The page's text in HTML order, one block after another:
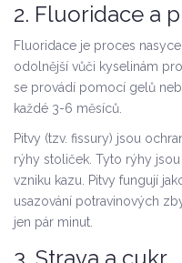
2. Fluoridace a
Fluoridace je proces
odolnější vůči kyselinám
se provádí pomocí gelů
každé 3-6 měsíců.
Pitvy (tzv. fissury) jsou
rýhy stoliček. Tyto rýhy
vzniku kazu. Pitvy fungují
usazování potravinových
jen pár minut.